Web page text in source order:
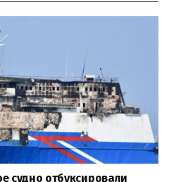
судно отбуксировали